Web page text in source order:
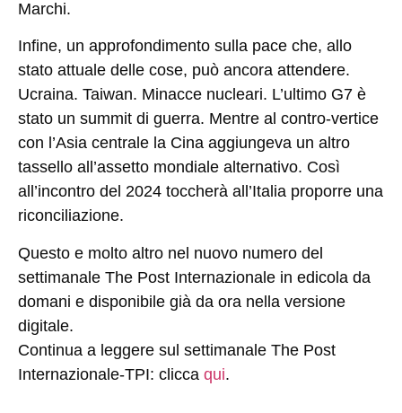
Marchi.
Infine, un approfondimento sulla pace che, allo
stato attuale delle cose, può ancora attendere.
Ucraina. Taiwan. Minacce nucleari. L’ultimo G7 è
stato un summit di guerra. Mentre al contro-vertice
con l’Asia centrale la Cina aggiungeva un altro
tassello all’assetto mondiale alternativo. Così
all’incontro del 2024 toccherà all’Italia proporre una
riconciliazione.
Questo e molto altro nel nuovo numero del
settimanale The Post Internazionale in edicola da
domani e disponibile già da ora nella versione
digitale.
Continua a leggere sul settimanale The Post
Internazionale-TPI: clicca qui.